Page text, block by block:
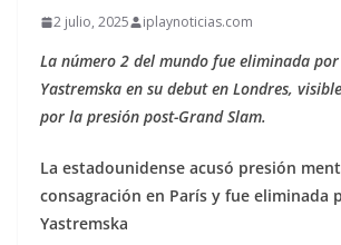
2 julio, 2025 iplaynoticias.com
La número 2 del mundo fue eliminada
Yastremska en su debut en Londres,
por la presión post-Grand Slam.
La estadounidense acusó presión
consagración en París y fue eliminada
Yastremska